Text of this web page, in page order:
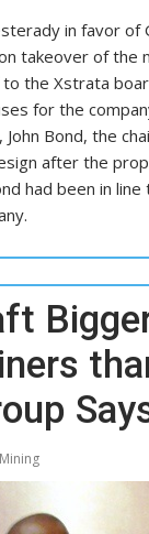
in favor of
takeover of the
the Xstrata
for the
Bond, the
after the
had been in line
Mining